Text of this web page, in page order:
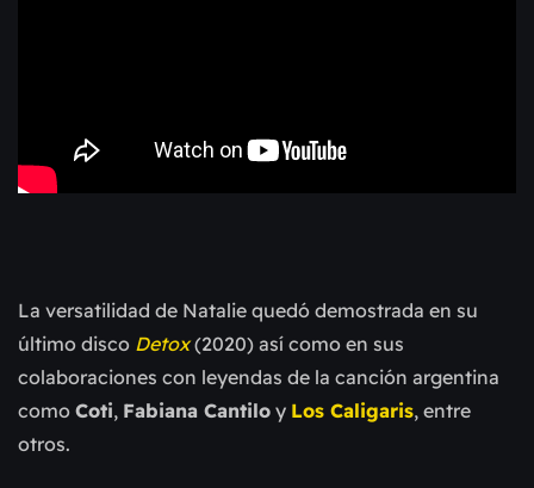
La versatilidad de Natalie quedó demostrada en su
último disco Detox(2020) así como en sus
colaboraciones con leyendas de la canción argentina
como Coti, Fabiana Cantilo y Los Caligaris, entre
otros.